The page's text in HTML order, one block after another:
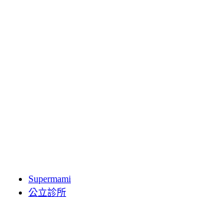
Supermami
公立診所